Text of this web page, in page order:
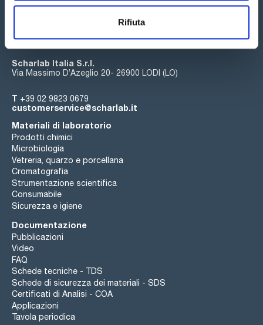
Rifiuta
Iscriviti alla Newsletter
Scharlab Italia S.r.l.
Via Massimo D’Azeglio 20- 26900 LODI (LO)
T +39 02 9823 0679
customerservice@scharlab.it
Materiali di laboratorio
Prodotti chimici
Microbiologia
Vetreria, quarzo e porcellana
Cromatografia
Strumentazione scientifica
Consumabile
Sicurezza e igiene
Documentazione
Pubblicazioni
Video
FAQ
Schede tecniche - TDS
Schede di sicurezza dei materiali - SDS
Certificati di Analisi - COA
Applicazioni
Tavola periodica